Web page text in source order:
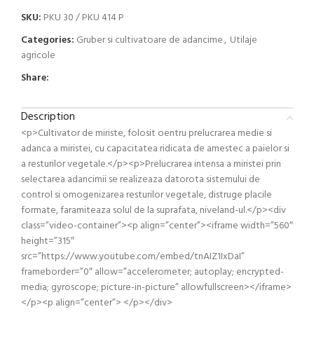
SKU: PKU 30 / PKU 414 P
Categories: Gruber si cultivatoare de adancime, Utilaje
agricole
Share:
Description
<p>Cultivator de miriste, folosit oentru prelucrarea medie si
adanca a miristei, cu capacitatea ridicata de amestec a paielor si
a resturilor vegetale.</p><p>Prelucrarea intensa a miristei prin
selectarea adancimii se realizeaza datorota sistemului de
control si omogenizarea resturilor vegetale, distruge placile
formate, faramiteaza solul de la suprafata, niveland-ul.</p><div
class=”video-container”><p align=”center”><iframe width=”560″
height=”315″
src=”https://www.youtube.com/embed/tnAIZ1IxDaI”
frameborder=”0″ allow=”accelerometer; autoplay; encrypted-
media; gyroscope; picture-in-picture” allowfullscreen></iframe>
</p><p align=”center”> </p></div>